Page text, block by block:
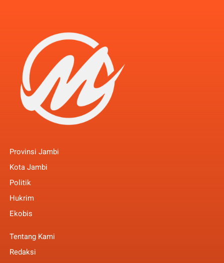
Provinsi Jambi
Kota Jambi
Politik
Hukrim
Ekobis
Tentang Kami
Redaksi